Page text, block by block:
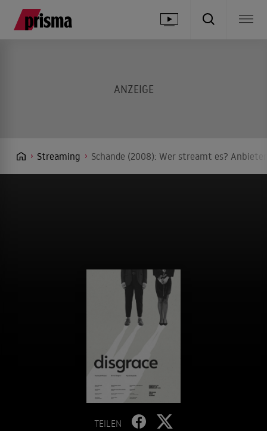
Streaming Schande (2008): Wer streamt es?
TEILEN